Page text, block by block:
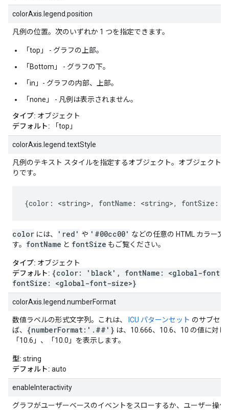
colorAxis.legend.position
凡例の位置。次のいずれか 1 つを指定できます。
「top」 - グラフの上部。
「Bottom」 - グラフの下。
「in」- グラフの内部、上部。
「none」 - 凡例は表示されません。
タイプ: オブジェクト
デフォルト: 「top」
colorAxis.legend.textStyle
凡例のテキスト スタイルを指定するオブジェクト。オブジェクト
りです。
{color: <string>, fontName: <string>, fontSize:
color には、 'red' や '#00cc00' などの任意の HTML カラー文
す。 fontName と fontSize もご覧ください。
タイプ: オブジェクト
デフォルト: {color: 'black', fontName: <global-font-
fontSize: <global-font-size>}
colorAxis.legend.numberFormat
数値ラベルの形式文字列。これは、 ICU パターンセット のサブセ
ば、
{numberFormat:'.##'} は、10.666、10.6、10 の値に対し
「10.6」、「10.0」を表示します。
型: string
デフォルト: auto
enableInteractivity
グラフがユーザーベースのイベントをスローするか、ユーザー操